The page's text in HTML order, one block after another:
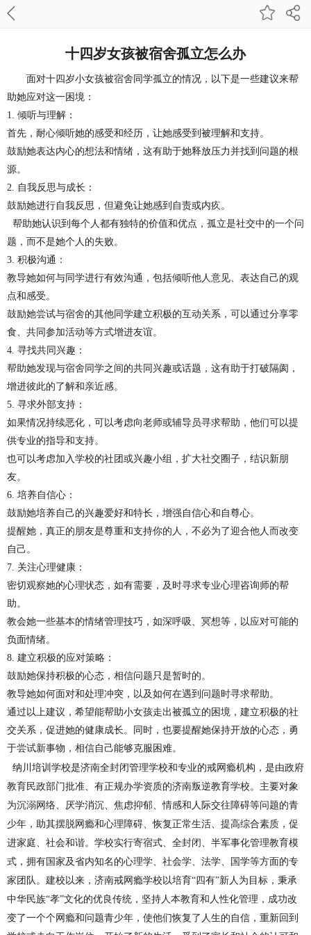
十四岁女孩被宿舍孤立怎么办
面对十四岁小女孩被宿舍同学孤立的情况，以下是一些建议来帮
助她应对这一困境：
1. 倾听与理解：
首先，耐心倾听她的感受和经历，让她感受到被理解和支持。
鼓励她表达内心的想法和情绪，这有助于她释放压力并找到问题的根
源。
2. 自我反思与成长：
鼓励她进行自我反思，但避免让她感到自责或内疚。
帮助她认识到每个人都有独特的价值和优点，孤立是社交中的一个问
题，而不是她个人的失败。
3. 积极沟通：
教导她如何与同学进行有效沟通，包括倾听他人意见、表达自己的观
点和感受。
鼓励她尝试与宿舍的其他同学建立积极的互动关系，可以通过分享零
食、共同参加活动等方式增进友谊。
4. 寻找共同兴趣：
帮助她发现与宿舍同学之间的共同兴趣或话题，这有助于打破隔阂，
增进彼此的了解和亲近感。
5. 寻求外部支持：
如果情况持续恶化，可以考虑向老师或辅导员寻求帮助，他们可以提
供专业的指导和支持。
也可以考虑加入学校的社团或兴趣小组，扩大社交圈子，结识新朋
友。
6. 培养自信心：
鼓励她培养自己的兴趣爱好和特长，增强自信心和自尊心。
提醒她，真正的朋友是尊重和支持你的人，不必为了迎合他人而改变
自己。
7. 关注心理健康：
密切观察她的心理状态，如有需要，及时寻求专业心理咨询师的帮
助。
教会她一些基本的情绪管理技巧，如深呼吸、冥想等，以应对可能的
负面情绪。
8. 建立积极的应对策略：
鼓励她保持积极的心态，相信问题只是暂时的。
教导她如何面对和处理冲突，以及如何在遇到问题时寻求帮助。
通过以上建议，希望能帮助小女孩走出被孤立的困境，建立积极的社
交关系，促进她的健康成长。同时，也要提醒她保持开放的心态，勇
于尝试新事物，相信自己能够克服困难。
纳川培训学校是济南全封闭管理学校和专业的戒网瘾机构 ，是由政府
教育民政部门批准、有正规办学资质的济南叛逆教育学校。主要对象
为沉溺网络、厌学消沉、焦虑抑郁、情感和人际交往障碍等问题的青
少年，助其摆脱网瘾和心理障碍、恢复正常生活、提高综合素质，促
进家庭、社会和谐。学校实行寄宿式、全封闭、半军事化管理教育模
式，拥有国家及省内知名的心理学、社会学、法学、国学等方面的专
家团队。建校以来， 济南戒网瘾学校 以培育“四有”新人为目标，秉承
中华民族“孝”文化的优良传统，坚持人本教育和人性化管理，成功改
变了一个个网瘾和问题青少年，使他们恢复了人生的自信，重新回到